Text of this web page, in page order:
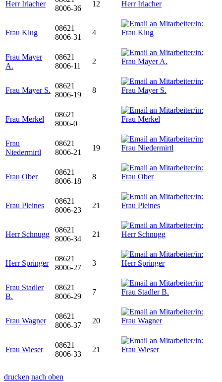
Herr Irlacher
8006-36
12
Frau Klug
08621
8006-31
4
Frau Mayer
A.
08621
8006-11
2
Frau Mayer S.
08621
8006-19
8
Frau Merkel
08621
8006-0
Frau
Niedermirtl
08621
8006-21
19
Frau Ober
08621
8006-18
8
Frau Pleines
08621
8006-23
21
Herr Schnugg
08621
8006-34
21
Herr Springer
08621
8006-27
3
Frau Stadler
B.
08621
8006-29
7
Frau Wagner
08621
8006-37
20
Frau Wieser
08621
8006-33
21
drucken nach oben